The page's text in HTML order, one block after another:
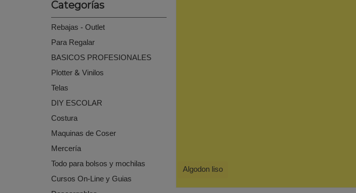
Categorías
Rebajas - Outlet
Para Regalar
BASICOS PROFESIONALES
Plotter & Vinilos
Telas
DIY ESCOLAR
Costura
Maquinas de Coser
Mercería
Todo para bolsos y mochilas
Cursos On-Line y Guias
Algodon liso